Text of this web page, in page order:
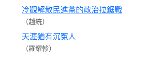
冷觀解散民進黨的政治拉鋸戰
（趙統）
天涯猶有沉冤人
（羅耀軫）